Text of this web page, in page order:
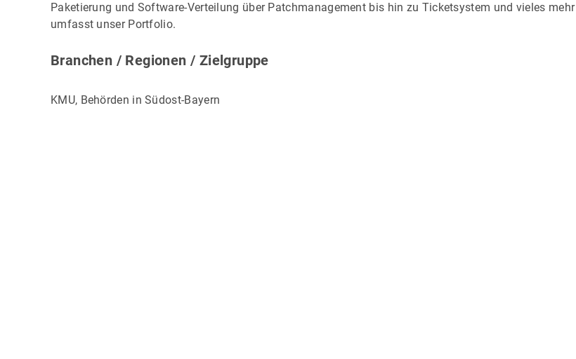
Paketierung und Software-Verteilung über Patchmanagement bis hin zu Ticketsystem und vieles mehr
umfasst unser Portfolio.
Branchen / Regionen / Zielgruppe
KMU, Behörden in Südost-Bayern